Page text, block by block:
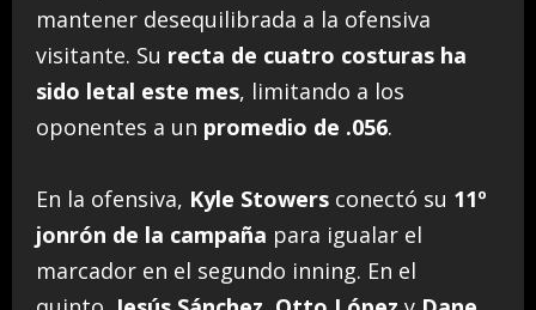
mantener desequilibrada a la ofensiva
visitante. Su recta de cuatro costuras ha
sido letal este mes, limitando a los
oponentes a un promedio de .056.
En la ofensiva, Kyle Stowers conectó su 11º
jonrón de la campaña para igualar el
marcador en el segundo inning. En el